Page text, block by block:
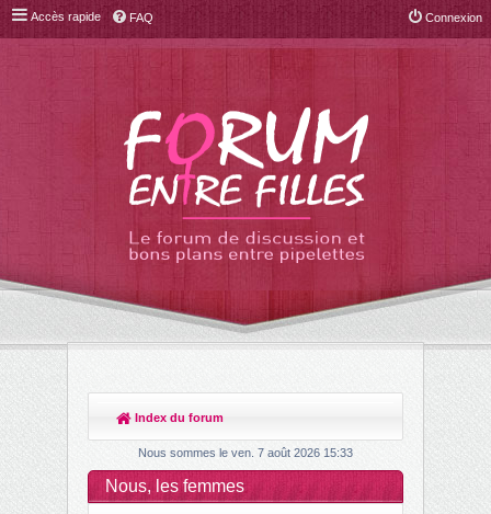
Accès rapide FAQ Connexion
Index du forum
ec
her
Nous sommes le ven. 7 août 2026 15:33
Nous, les femmes